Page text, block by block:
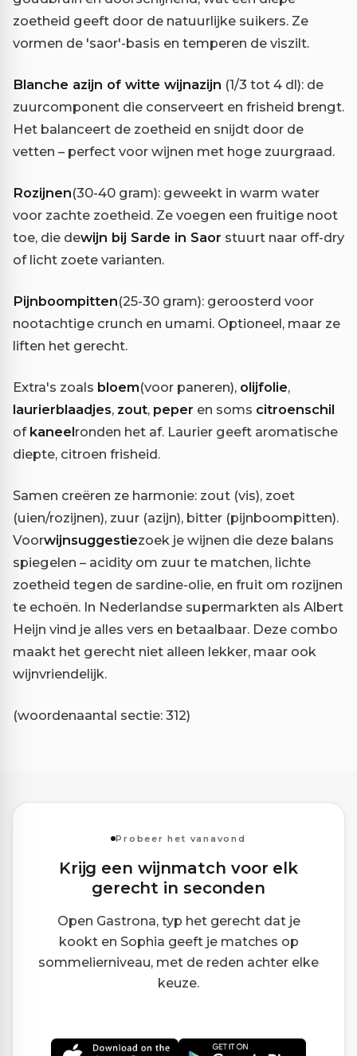
zoetheid geeft door de natuurlijke suikers. Ze
vormen de 'saor'-basis en temperen de viszilt.
Blanche azijn of witte wijnazijn (1/3 tot 4 dl): de
zuurcomponent die conserveert en frisheid brengt.
Het balanceert de zoetheid en snijdt door de
vetten – perfect voor wijnen met hoge zuurgraad.
Rozijnen(30-40 gram): geweekt in warm water
voor zachte zoetheid. Ze voegen een fruitige noot
toe, die dewijn bij Sarde in Saor stuurt naar off-dry
of licht zoete varianten.
Pijnboompitten(25-30 gram): geroosterd voor
nootachtige crunch en umami. Optioneel, maar ze
liften het gerecht.
Extra's zoals bloem(voor paneren), olijfolie,
laurierblaadjes, zout, peper en soms citroenschil
of kaneelronden het af. Laurier geeft aromatische
diepte, citroen frisheid.
Samen creëren ze harmonie: zout (vis), zoet
(uien/rozijnen), zuur (azijn), bitter (pijnboompitten).
Voorwijnsuggestiezoek je wijnen die deze balans
spiegelen – acidity om zuur te matchen, lichte
zoetheid tegen de sardine-olie, en fruit om rozijnen
te echoën. In Nederlandse supermarkten als Albert
Heijn vind je alles vers en betaalbaar. Deze combo
maakt het gerecht niet alleen lekker, maar ook
wijnvriendelijk.
(woordenaantal sectie: 312)
Probeer het vanavond
Krijg een wijnmatch voor elk
gerecht in seconden
Open Gastrona, typ het gerecht dat je
kookt en Sophia geeft je matches op
sommelierniveau, met de reden achter elke
keuze.